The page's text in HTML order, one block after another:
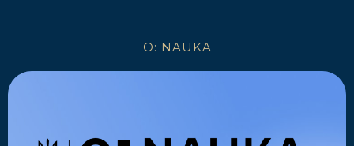
O: NAUKA